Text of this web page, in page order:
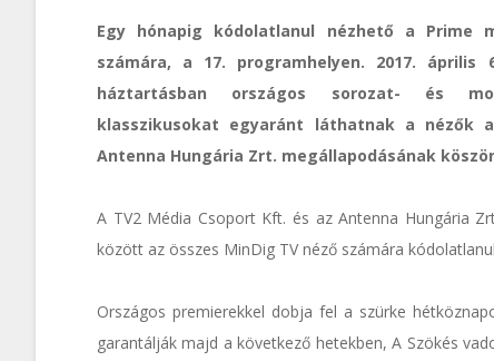
Egy hónapig kódolatlanul nézhető a Prime
számára, a 17. programhelyen. 2017.
háztartásban országos sorozat- és
klasszikusokat egyaránt láthatnak a nézők
Antenna Hungária Zrt. megállapodásának
A TV2 Média Csoport Kft. és az Antenna Hungária
között az összes MinDig TV néző számára
Országos premierekkel dobja fel a szürke
garantálják majd a következő hetekben, A Szökés